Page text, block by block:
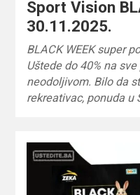
Sport Vision
30.11.2025.
BLACK WEEK super
Uštede do 40% na
neodoljivom. Bilo da
rekreativac, ponuda u